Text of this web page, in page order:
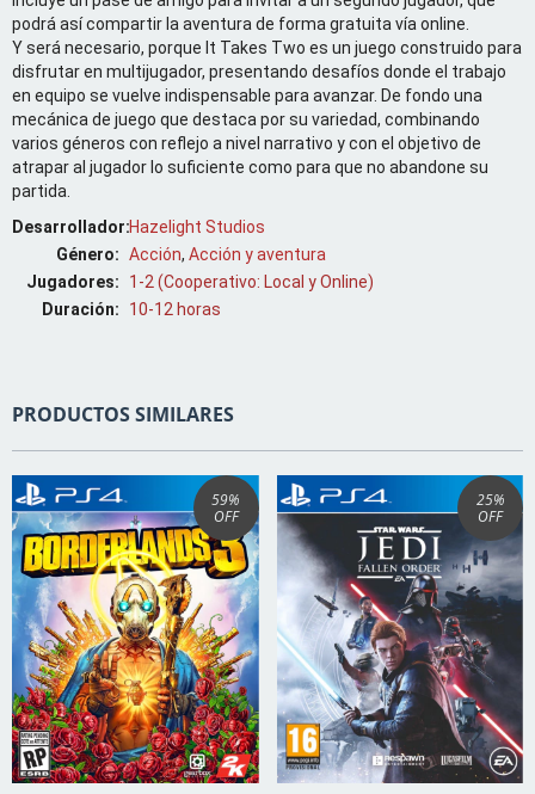
podrá así compartir la aventura de forma gratuita vía online.
Y será necesario, porque It Takes Two es un juego construido para
disfrutar en multijugador, presentando desafíos donde el trabajo
en equipo se vuelve indispensable para avanzar. De fondo una
mecánica de juego que destaca por su variedad, combinando
varios géneros con reflejo a nivel narrativo y con el objetivo de
atrapar al jugador lo suficiente como para que no abandone su
partida.
Desarrollador:Hazelight Studios
Género: Acción, Acción y aventura
Jugadores:
1-2 (Cooperativo: Local y Online)
Duración:
10-12 horas
PRODUCTOS SIMILARES
59%
OFF
25%
OFF